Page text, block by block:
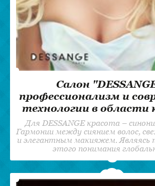
Cалон
профессионализм и
технологии в области
Для DESSANGE красота –
Гармонии между сиянием волос,
и элегантным макияжем. Являясь
этого понимания